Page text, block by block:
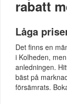
rabatt
Låga
Det finns en
i Kolheden,
anledningen.
bäst på
försämrats.